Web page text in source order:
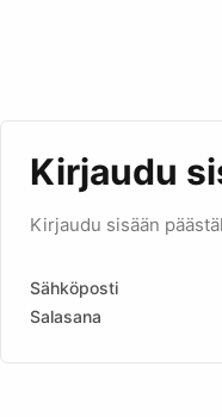
Kirjaudu
Kirjaudu sisään
Sähköposti
Salasana